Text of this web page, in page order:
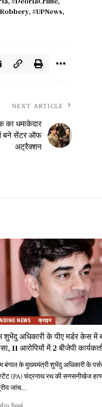
, #UPNews,
NEXT ARTICLE
का धमाकेदार
बने सेंटर ऑफ
अट्रैक्शन
NEWS क्राइम
शुभेंदु अधिकारी के पीए मर्डर केस में
11 आरोपियों में 2 बीजेपी
बंगाल के मुख्यमंत्री शुभेंदु अधिकारी के
(PA) चंद्रनाथ रथ की सनसनीखेज
जांच…
Read